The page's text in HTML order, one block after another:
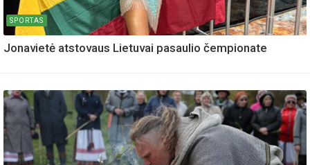
SPORTAS
Jonavietė atstovaus Lietuvai pasaulio čempionate